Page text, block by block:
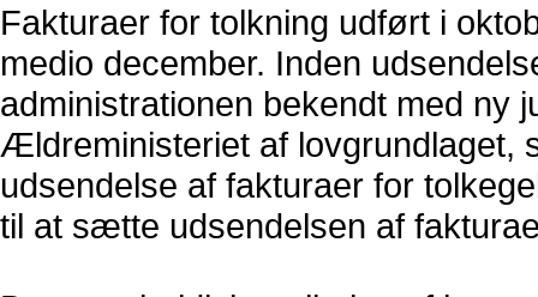
Fakturaer for tolkning udført i
medio december. Inden
administrationen bekendt med ny
Ældreministeriet af lovgrundlaget,
udsendelse af fakturaer for
til at sætte udsendelsen af